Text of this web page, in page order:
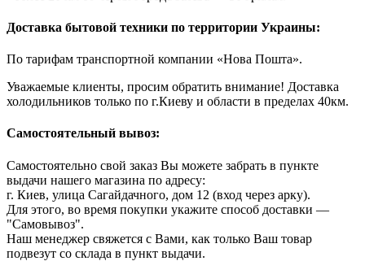
Доставка бытовой техники по территории Украины:
По тарифам транспортной компании «Нова Пошта».
Уважаемые клиенты, просим обратить внимание! Доставка
холодильников только по г.Киеву и области в пределах 40км.
Самостоятельный вывоз:
Самостоятельно свой заказ Вы можете забрать в пункте
выдачи нашего магазина по адресу:
г. Киев, улица Сагайдачного, дом 12 (вход через арку).
Для этого, во время покупки укажите способ доставки —
"Самовывоз".
Наш менеджер свяжется с Вами, как только Ваш товар
подвезут со склада в пункт выдачи.